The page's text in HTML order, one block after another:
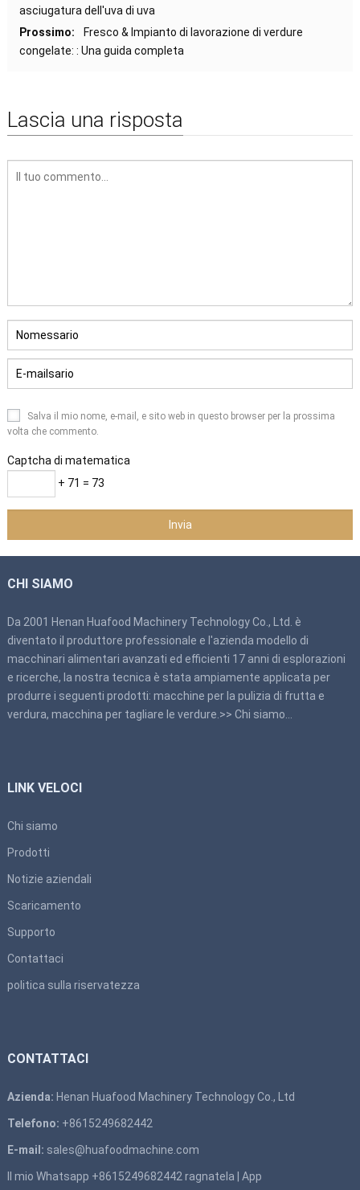
asciugatura dell'uva di uva
Prossimo:
Fresco & Impianto di lavorazione di verdure
congelate: : Una guida completa
Lascia una risposta
Salva il mio nome, e-mail, e sito web in questo browser per la prossima
volta che commento.
Captcha di matematica
+ 71 = 73
CHI SIAMO
Da 2001 Henan Huafood Machinery Technology Co., Ltd. è
diventato il produttore professionale e l'azienda modello di
macchinari alimentari avanzati ed efficienti 17 anni di esplorazioni
e ricerche, la nostra tecnica è stata ampiamente applicata per
produrre i seguenti prodotti: macchine per la pulizia di frutta e
verdura, macchina per tagliare le verdure.>> Chi siamo
LINK VELOCI
Chi siamo
Prodotti
Notizie aziendali
Scaricamento
Supporto
Contattaci
politica sulla riservatezza
CONTATTACI
Azienda: Henan Huafood Machinery Technology Co., Ltd
Telefono: +8615249682442
E-mail: sales@huafoodmachine.com
Il mio Whatsapp +8615249682442 ragnatela App